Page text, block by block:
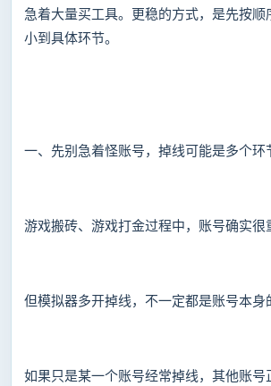
急着大量买工具。更稳的方式，是先按
小到具体环节。
一、先别急着怪账号，掉线可能是多个环
游戏搬砖、游戏打金过程中，账号确实很
但模拟器多开掉线，不一定都是账号本身
如果只是某一个账号经常掉线，其他账